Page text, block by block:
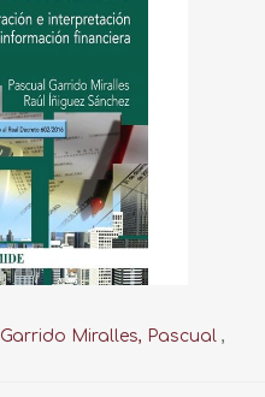
Garrido Miralles, Pascual ,